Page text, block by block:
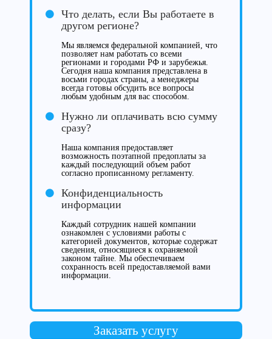
Что делать, если Вы работаете в
другом регионе?
Мы являемся федеральной компанией, что
позволяет нам работать со всеми
регионами и городами РФ и зарубежья.
Сегодня наша компания представлена в
восьми городах страны, а менеджеры
всегда готовы обсудить все вопросы
любым удобным для вас способом.
Нужно ли оплачивать всю сумму
сразу?
Наша компания предоставляет
возможность поэтапной предоплаты за
каждый последующий объем работ
согласно прописанному регламенту.
Конфиденциальность
информации
Каждый сотрудник нашей компании
ознакомлен с условиями работы с
категорией документов, которые содержат
сведения, относящиеся к охраняемой
законом тайне. Мы обеспечиваем
сохранность всей предоставляемой вами
информации.
Заказать услугу